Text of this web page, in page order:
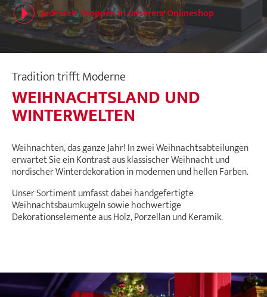
jederzeit shoppen in unserem Onlineshop
Tradition trifft Moderne
WEIHNACHTSLAND UND
WINTERWELTEN
Weihnachten, das ganze Jahr! In zwei Weihnachtsabteilungen
erwartet Sie ein Kontrast aus klassischer Weihnacht und
nordischer Winterdekoration in modernen und hellen Farben.
Unser Sortiment umfasst dabei handgefertigte
Weihnachtsbaumkugeln sowie hochwertige
Dekorationselemente aus Holz, Porzellan und Keramik.